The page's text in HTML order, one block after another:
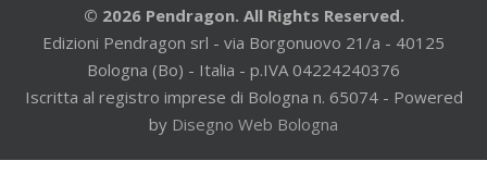
© 2026 Pendragon. All Rights Reserved.
Edizioni Pendragon srl - via Borgonuovo 21/a - 40125
Bologna (Bo) - Italia - p.IVA 04224240376
Iscritta al registro imprese di Bologna n. 65074 - Powered
by Disegno Web Bologna